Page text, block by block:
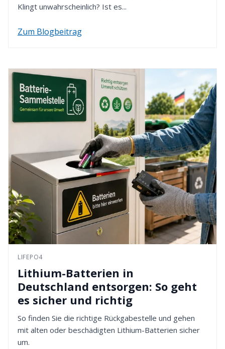
Klingt unwahrscheinlich? Ist es...
Zum Blogbeitrag
LIFEPO4
Lithium-Batterien in
Deutschland entsorgen: So geht
es sicher und richtig
So finden Sie die richtige Rückgabestelle und gehen
mit alten oder beschädigten Lithium-Batterien sicher
um.